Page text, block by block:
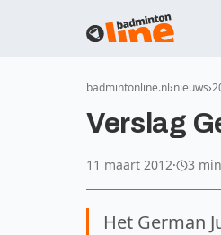
badmintonline.nl nieuws
Verslag
11 maart 2012· 3
Het German